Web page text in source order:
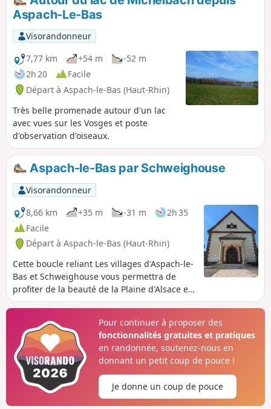
Aspach-Le-Bas
Visorandonneur
7,77 km
+54 m
-52 m
2h 20
Facile
Départ à Aspach-le-Bas (Haut-Rhin)
Très belle promenade autour d'un lac
avec vues sur les Vosges et poste
d'observation d'oiseaux.
Aspach-le-Bas par Schweighouse
Visorandonneur
8,66 km
+35 m -31 m
2h 35
Facile
Départ à Aspach-le-Bas (Haut-Rhin)
Cette boucle reliant Les villages d'Aspach-le-
Bas et Schweighouse vous permettra de
profiter de la beauté de la Plaine d'Alsace et
du flanc Sud des Vosges, avec une surprise...
Pour continuer à proposer des
fonctionnalités gratuites et pratiques
en randonnée, soutenez-nous en
donnant un petit coup de pouce !
Je donne un coup de pouce